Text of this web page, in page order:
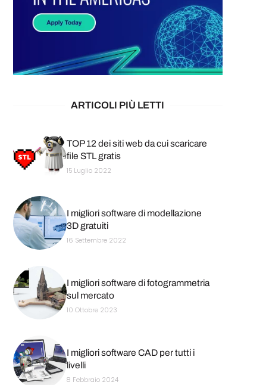
ARTICOLI PIÙ LETTI
TOP 12 dei siti web da cui scaricare
file STL gratis
15 Luglio 2022
I migliori software di modellazione
3D gratuiti
16 Settembre 2022
I migliori software di fotogrammetria
sul mercato
10 Ottobre 2023
I migliori software CAD per tutti i
livelli
8 Febbraio 2024